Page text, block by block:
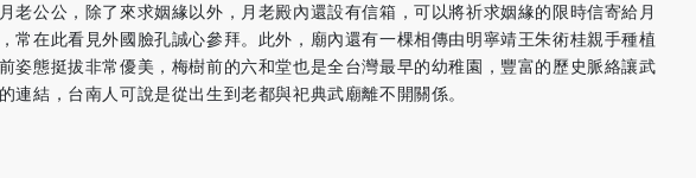
老公公，除了來求姻緣以外，月老殿內還設有信箱，可以將祈求姻緣的限時信寄給月
常在此看見外國臉孔誠心參拜。此外，廟內還有一棵相傳由明寧靖王朱術桂親手種植
姿態挺拔非常優美，梅樹前的六和堂也是全台灣最早的幼稚園，豐富的歷史脈絡讓武
連結，台南人可說是從出生到老都與祀典武廟離不開關係。